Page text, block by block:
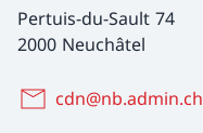
Pertuis-du-Sault 74
2000 Neuchâtel
cdn@nb.admin.ch